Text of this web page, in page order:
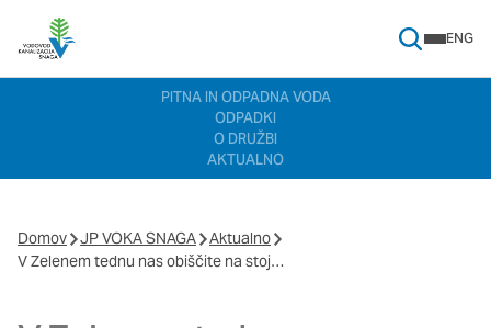
ENG
PITNA IN ODPADNA VODA
ODPADKI
O DRUŽBI
AKTUALNO
Search Menu
Domov JP VOKA SNAGA
Aktualno
V Zelenem tednu nas obiščite na stojnici
Nastavitve piškotkov
Ko obiščete katero koli spletno mesto, mesto lahko shrani ali
nastavitve, vašo napravo ali pa skrbijo, da vaše spletno mesto
deluje v skladu z vašimi pričakovanji. Te informacije običajno ne